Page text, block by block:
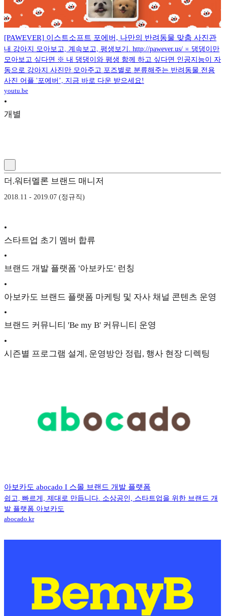
[PAWEVER] 이스트소프트 포에버, 나만의 반려동물 맞춤 사진관
내 강아지 모아보고, 계속보고, 평생보기. http://pawever.us/ ※ 댕댕이만
모아보고 싶다면 ※ 내 댕댕이와 평생 함께 하고 싶다면 인공지능이 자
동으로 강아지 사진만 모아주고 포즈별로 분류해주는 반려동물 전용
사진 어플 '포에버’, 지금 바로 다운 받으세요!
youtu.be
•
개별
더.워터멜론 브랜드 매니저
2018.11 - 2019.07 (정규직)
•
스타트업 초기 멤버 합류
•
브랜드 개발 플랫폼 '아보카도' 런칭
•
아보카도 브랜드 플랫폼 마케팅 및 자사 채널 콘텐츠 운영
•
브랜드 커뮤니티 'Be my B' 커뮤니티 운영
•
시즌별 프로그램 설계, 운영방안 정립, 행사 현장 디렉팅
아보카도 abocado I 스몰 브랜드 개발 플랫폼
쉽고, 빠르게, 제대로 만듭니다. 소상공인, 스타트업을 위한 브랜드 개
발 플랫폼 아보카도
abocado.kr